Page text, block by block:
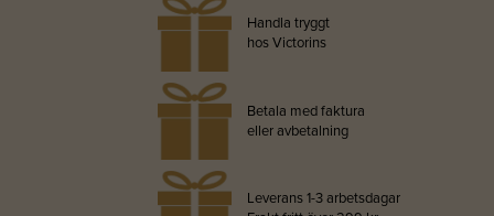
Handla tryggt
hos Victorins
Betala med faktura
eller avbetalning
Leverans 1-3 arbetsdagar